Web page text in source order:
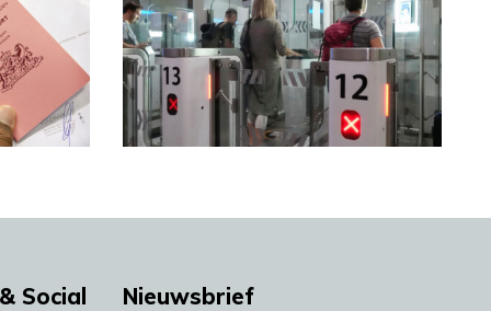
Social Nieuwsbrief